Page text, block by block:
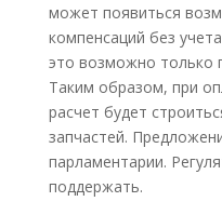
может появиться
компенсаций без
это возможно только
Таким образом, при
расчет будет
запчастей.
парламентарии.
поддержать.